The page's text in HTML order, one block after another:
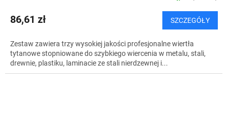
86,61 zł SZCZEGÓŁY
Zestaw zawiera trzy wysokiej jakości profesjonalne wiertła
tytanowe stopniowane do szybkiego wiercenia w metalu, stali,
drewnie, plastiku, laminacie ze stali nierdzewnej i...